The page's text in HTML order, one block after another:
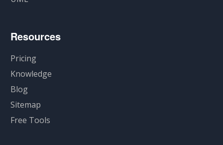
Resources
Pricing
Knowledge
Blog
Sitemap
Free Tools